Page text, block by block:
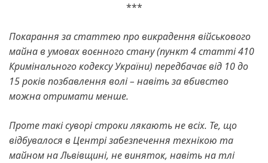
***
Покарання за статтею про викрадення військового
майна в умовах воєнного стану (пункт 4 статті 410
Кримінального кодексу України) передбачає від 10 до
15 років позбавлення волі – навіть за вбивство
можна отримати менше.
Проте такі суворі строки лякають не всіх. Те, що
відбувалося в Центрі забезпечення технікою та
майном на Львівщині, не виняток, навіть на тлі